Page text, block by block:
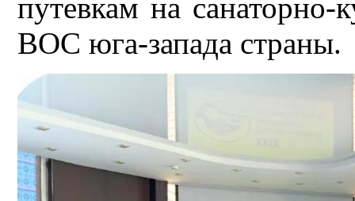
путевкам на санаторно-
ВОС юга-запада страны.